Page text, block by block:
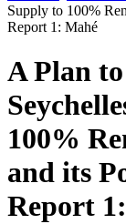
Supply to 100%
Report 1: Mahé
A Plan
100%
and its
Report